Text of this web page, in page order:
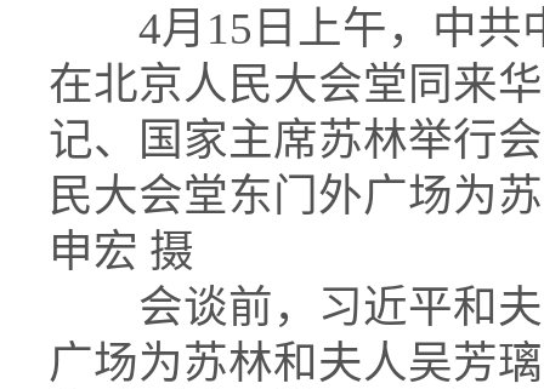
4月15日上午，中共
在北京人民大会堂同来
记、国家主席苏林举行
民大会堂东门外广场为
申宏 摄
会谈前，习近平和夫
广场为苏林和夫人吴芳